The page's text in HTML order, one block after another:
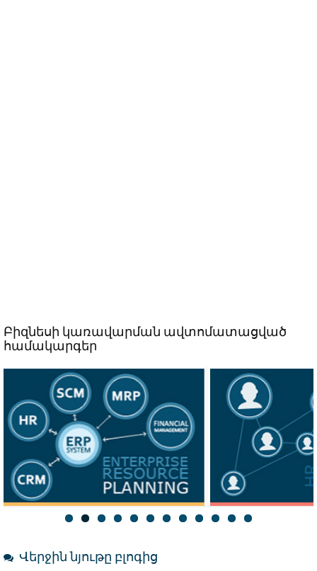
Բիզնեսի կառավարման ավտոմատացված
համակարգեր
Աշխատակազմ CRM
Վերջին նյութը բլոգից